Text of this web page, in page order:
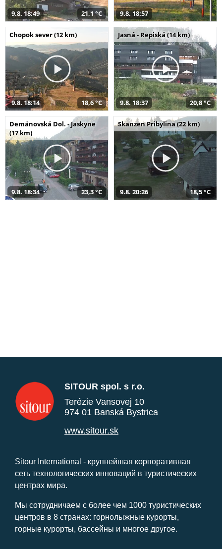
9.8. 18:49 21,1 °C 9.8. 18:57
Chopok sever (12 km)
9.8. 18:14 18,6 °C
Jasná - Repiská (14 km)
9.8. 18:37 20,8 °C
Demänovská Dol. - Jaskyne
(17 km)
9.8. 18:34 23,3 °C
Skanzen Pribylina (22 km)
9.8. 20:26 18,5 °C
SITOUR spol. s r.o.
Terézie Vansovej 10
974 01 Banská Bystrica
www.sitour.sk
Sitour International - крупнейшая корпоративная
сеть технологических инноваций в туристических
центрах мира.
Мы сотрудничаем с более чем 1000 туристических
центров в 8 странах: горнолыжные курорты,
горные курорты, бассейны и многое другое.